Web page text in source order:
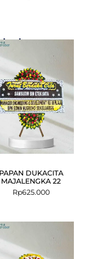
PAPAN DUKACITA
MAJALENGKA 22
Rp625.000